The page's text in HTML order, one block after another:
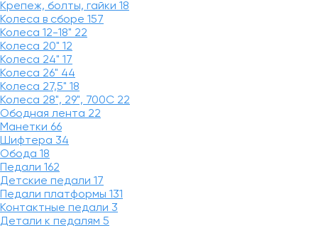
Крепеж, болты, гайки 18
Колеса в сборе 157
Колеса 12-18" 22
Колеса 20" 12
Колеса 24" 17
Колеса 26" 44
Колеса 27,5" 18
Колеса 28", 29", 700С 22
Ободная лента 22
Манетки 66
Шифтера 34
Обода 18
Педали 162
Детские педали 17
Педали платформы 131
Контактные педали 3
Детали к педалям 5